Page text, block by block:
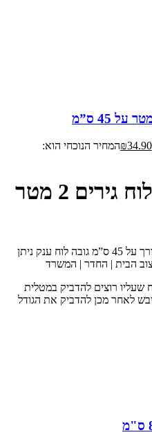
₪34.90
המחיר הנוכחי הוא:
מדבקה ענקית של לוח גירים 2 מטר
מדבקת לוח גיר נדבקת גודל 2 מטר אורך על 45 ס”מ גובה לוח ענק ניתן
הבית | החדר | המשרד
רוצים להדביק במטלית
לאחר מכן להדביק את הגודל